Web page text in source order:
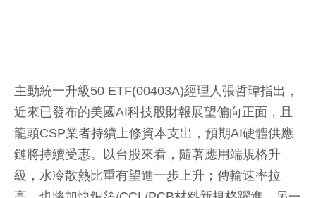
主動統一升級50 ETF(00403A)經理人張哲瑋指出，
近來已發布的美國AI科技股財報展望偏向正面，且
龍頭CSP業者持續上修資本支出，預期AI硬體供應
鏈將持續受惠。以台股來看，隨著應用端規格升
級，水冷散熱比重有望進一步上升；傳輸速率拉